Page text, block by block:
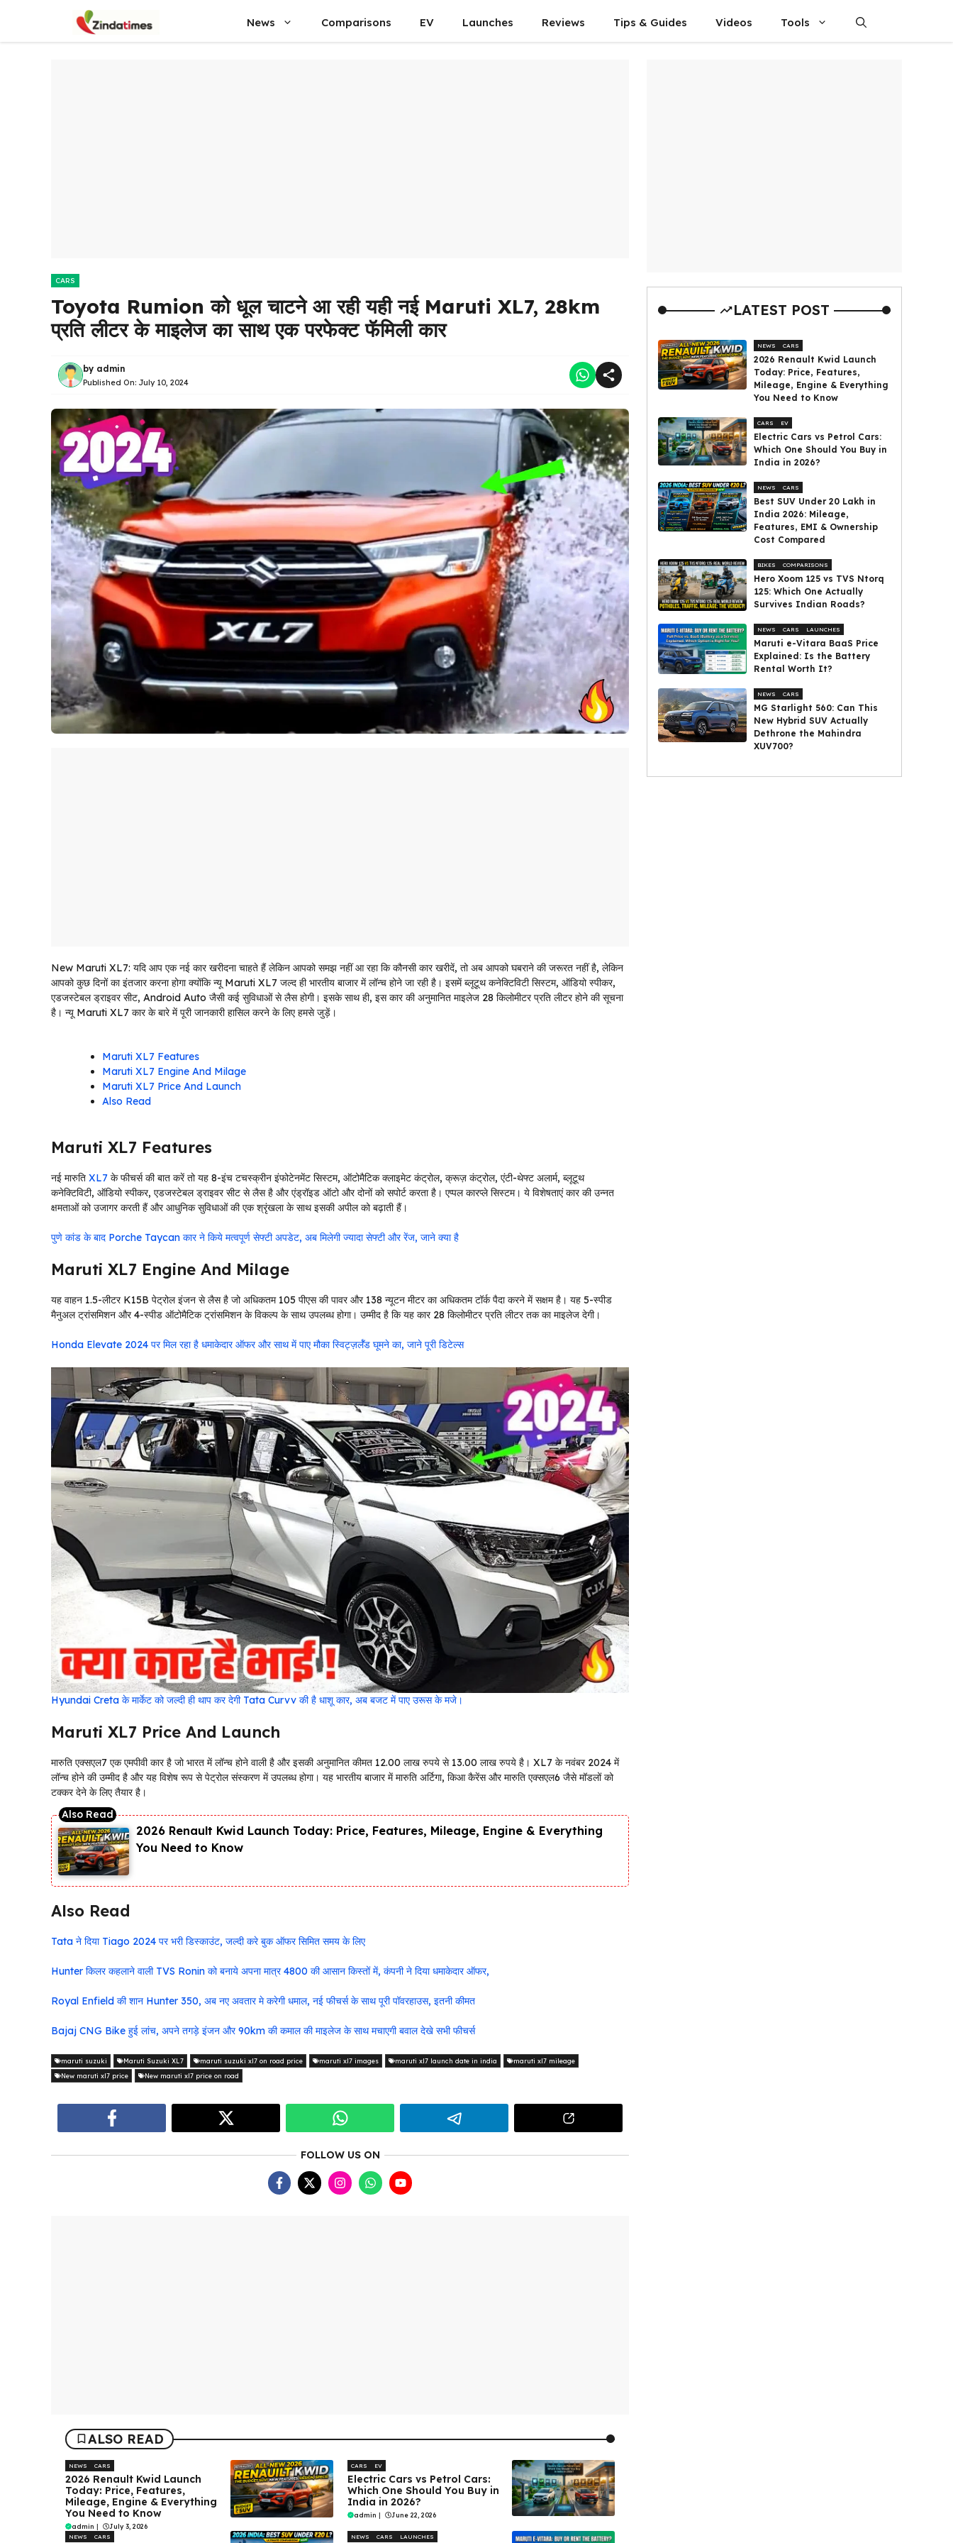
content
News Comparisons EV Launches Reviews Tips & Guides Videos Tools
CARS
Toyota Rumion को धूल चाटने आ रही यही नई Maruti XL7, 28km
प्रति लीटर के माइलेज का साथ एक परफेक्ट फॅमिली कार
by admin
Published On: July 10, 2024
New Maruti XL7: यदि आप एक नई कार खरीदना चाहते हैं लेकिन आपको समझ नहीं आ रहा कि कौनसी कार खरीदें, तो अब आपको घबराने की जरूरत नहीं है, लेकिन
आपको कुछ दिनों का इंतजार करना होगा क्योंकि न्यू Maruti XL7 जल्द ही भारतीय बाजार में लॉन्च होने जा रही है। इसमें ब्लूटूथ कनेक्टिविटी सिस्टम, ऑडियो स्पीकर,
एडजस्टेबल ड्राइवर सीट, Android Auto जैसी कई सुविधाओं से लैस होगी। इसके साथ ही, इस कार की अनुमानित माइलेज 28 किलोमीटर प्रति लीटर होने की सूचना
है। न्यू Maruti XL7 कार के बारे में पूरी जानकारी हासिल करने के लिए हमसे जुड़ें।
Maruti XL7 Features
Maruti XL7 Engine And Milage
Maruti XL7 Price And Launch
Also Read
Maruti XL7 Features
नई मारुति XL7 के फीचर्स की बात करें तो यह 8-इंच टचस्क्रीन इंफोटेनमेंट सिस्टम, ऑटोमैटिक क्लाइमेट कंट्रोल, क्रूज़ कंट्रोल, एंटी-थेफ्ट अलार्म, ब्लूटूथ
कनेक्टिविटी, ऑडियो स्पीकर, एडजस्टेबल ड्राइवर सीट से लैस है और एंड्रॉइड ऑटो और दोनों को सपोर्ट करता है। एप्पल कारप्ले सिस्टम। ये विशेषताएं कार की उन्नत
क्षमताओं को उजागर करती हैं और आधुनिक सुविधाओं की एक श्रृंखला के साथ इसकी अपील को बढ़ाती हैं।
पुणे कांड के बाद Porche Taycan कार ने किये मत्वपूर्ण सेफ्टी अपडेट, अब मिलेगी ज्यादा सेफ्टी और रेंज, जाने क्या है
Maruti XL7 Engine And Milage
यह वाहन 1.5-लीटर K15B पेट्रोल इंजन से लैस है जो अधिकतम 105 पीएस की पावर और 138 न्यूटन मीटर का अधिकतम टॉर्क पैदा करने में सक्षम है। यह 5-स्पीड
मैनुअल ट्रांसमिशन और 4-स्पीड ऑटोमैटिक ट्रांसमिशन के विकल्प के साथ उपलब्ध होगा। उम्मीद है कि यह कार 28 किलोमीटर प्रति लीटर तक का माइलेज देगी।
Honda Elevate 2024 पर मिल रहा है धमाकेदार ऑफर और साथ में पाए मौका स्विट्ज़र्लॅंड घूमने का, जाने पूरी डिटेल्स
Hyundai Creta के मार्केट को जल्दी ही थाप कर देगी Tata Curvv की है धाशू कार, अब बजट में पाए उरूस के मजे।
Maruti XL7 Price And Launch
मारुति एक्सएल7 एक एमपीवी कार है जो भारत में लॉन्च होने वाली है और इसकी अनुमानित कीमत 12.00 लाख रुपये से 13.00 लाख रुपये है। XL7 के नवंबर 2024 में
लॉन्च होने की उम्मीद है और यह विशेष रूप से पेट्रोल संस्करण में उपलब्ध होगा। यह भारतीय बाजार में मारुति अर्टिगा, किआ कैरेंस और मारुति एक्सएल6 जैसे मॉडलों को
टक्कर देने के लिए तैयार है।
2026 Renault Kwid Launch Today: Price, Features, Mileage, Engine & Everything
You Need to Know
Also Read
Tata ने दिया Tiago 2024 पर भरी डिस्काउंट, जल्दी करे बुक ऑफर सिमित समय के लिए
Hunter किलर कहलाने वाली TVS Ronin को बनाये अपना मात्र 4800 की आसान किस्तों में, कंपनी ने दिया धमाकेदार ऑफर,
Royal Enfield की शान Hunter 350, अब नए अवतार मे करेगी धमाल, नई फीचर्स के साथ पूरी पॉवरहाउस, इतनी कीमत
Bajaj CNG Bike हुई लांच, अपने तगड़े इंजन और 90km की कमाल की माइलेज के साथ मचाएगी बवाल देखे सभी फीचर्स
maruti suzuki Maruti Suzuki XL7 maruti suzuki xl7 on road price maruti xl7 images maruti xl7 launch date in india
maruti xl7 mileage
New maruti xl7 price
New maruti xl7 price on road
FOLLOW US ON
ALSO READ
NEWS CARS
2026 Renault Kwid Launch
Today: Price, Features,
Mileage, Engine & Everything
You Need to Know
admin | July 3, 2026
CARS EV
Electric Cars vs Petrol Cars:
Which One Should You Buy in
India in 2026?
admin | June 22, 2026
NEWS CARS NEWS CARS LAUNCHES
LATEST POST
NEWS CARS
2026 Renault Kwid Launch
Today: Price, Features,
Mileage, Engine & Everything
You Need to Know
CARS EV
Electric Cars vs Petrol Cars:
Which One Should You Buy in
India in 2026?
NEWS CARS
Best SUV Under ₹20 Lakh in
India 2026: Mileage,
Features, EMI & Ownership
Cost Compared
BIKES COMPARISONS
Hero Xoom 125 vs TVS Ntorq
125: Which One Actually
Survives Indian Roads?
NEWS CARS LAUNCHES
Maruti e-Vitara BaaS Price
Explained: Is the Battery
Rental Worth It?
NEWS CARS
MG Starlight 560: Can This
New Hybrid SUV Actually
Dethrone the Mahindra
XUV700?